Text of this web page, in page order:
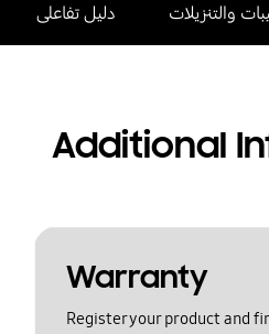
والتنزيلات دليل تفاعلى
Additional
Warranty
Register your product and